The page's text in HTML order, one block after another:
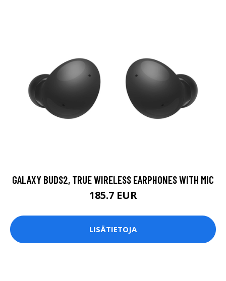
GALAXY BUDS2, TRUE WIRELESS EARPHONES WITH MIC
185.7 EUR
LISÄTIETOJA